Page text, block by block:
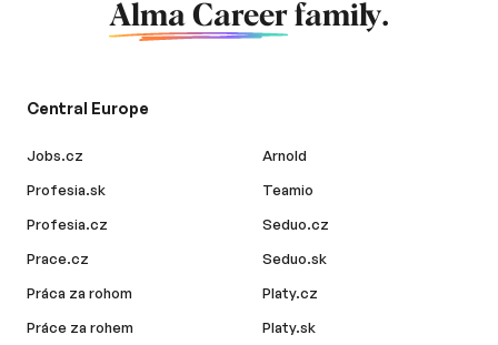
Alma Career family.
Central Europe
Jobs.cz
Profesia.sk
Profesia.cz
Prace.cz
Práca za rohom
Práce za rohem
Arnold
Teamio
Seduo.cz
Seduo.sk
Platy.cz
Platy.sk